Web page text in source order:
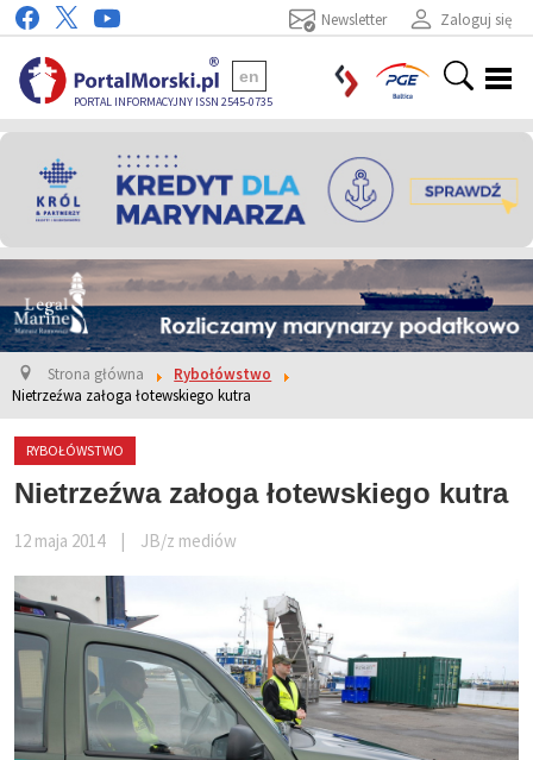
Zaloguj się
Newsletter
PORTAL INFORMACYJNY ISSN 2545-0735
en
Strona główna
Rybołówstwo
Nietrzeźwa załoga łotewskiego kutra
RYBOŁÓWSTWO
Nietrzeźwa załoga łotewskiego kutra
12 maja 2014 JB/z mediów